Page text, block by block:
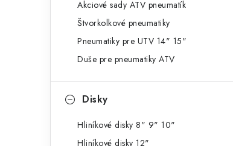
p
Akciové sady ATV pneumatík
Štvorkolkové pneumatiky
Pneumatiky pre UTV 14" 15"
Duše pre pneumatiky ATV
Disky
Hliníkové disky 8" 9" 10"
Hliníkové disky 12"